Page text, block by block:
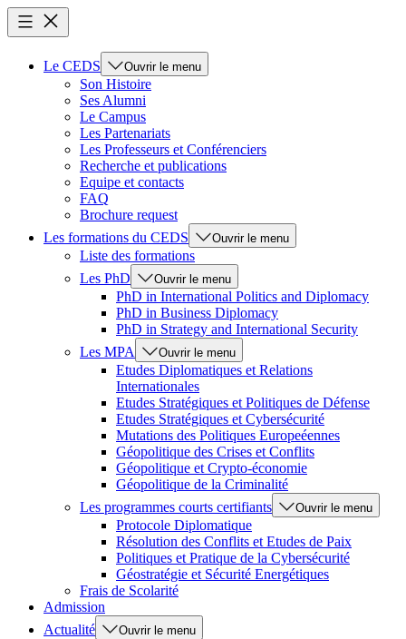
Le CEDS Ouvrir le menu
Son Histoire
Ses Alumni
Le Campus
Les Partenariats
Les Professeurs et Conférenciers
Recherche et publications
Equipe et contacts
FAQ
Brochure request
Les formations du CEDS
Ouvrir le menu
Liste des formations
Les PhD
Ouvrir le menu
PhD in International Politics and Diplomacy
PhD in Business Diplomacy
PhD in Strategy and International Security
Les MPA
Ouvrir le menu
Etudes Diplomatiques et Relations
Internationales
Etudes Stratégiques et Politiques de Défense
Etudes Stratégiques et Cybersécurité
Mutations des Politiques Europeéennes
Géopolitique des Crises et Conflits
Géopolitique et Crypto-économie
Géopolitique de la Criminalité
Les programmes courts certifiants
Ouvrir le menu
Protocole Diplomatique
Résolution des Conflits et Etudes de Paix
Politiques et Pratique de la Cybersécurité
Géostratégie et Sécurité Energétiques
Frais de Scolarité
Admission
Actualité
Ouvrir le menu